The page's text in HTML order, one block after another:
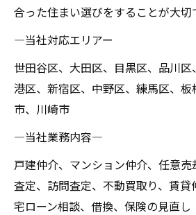
合った住まい選びをすることが大切
―当社対応エリアー
世田谷区、大田区、目黒区、品川区
港区、新宿区、中野区、練馬区、
市、川崎市
―当社業務内容―
戸建仲介、マンション仲介、任意
査定、訪問査定、不動買取り、賃
宅ローン相談、借換、保険の見直し